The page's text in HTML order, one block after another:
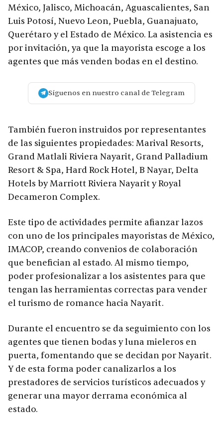
México, Jalisco, Michoacán, Aguascalientes, San
Luis Potosí, Nuevo Leon, Puebla, Guanajuato,
Querétaro y el Estado de México. La asistencia es
por invitación, ya que la mayorista escoge a los
agentes que más venden bodas en el destino.
Síguenos en nuestro canal de Telegram
También fueron instruidos por representantes
de las siguientes propiedades: Marival Resorts,
Grand Matlali Riviera Nayarit, Grand Palladium
Resort & Spa, Hard Rock Hotel, B Nayar, Delta
Hotels by Marriott Riviera Nayarit y Royal
Decameron Complex.
Este tipo de actividades permite afianzar lazos
con uno de los principales mayoristas de México,
IMACOP, creando convenios de colaboración
que benefician al estado. Al mismo tiempo,
poder profesionalizar a los asistentes para que
tengan las herramientas correctas para vender
el turismo de romance hacia Nayarit.
Durante el encuentro se da seguimiento con los
agentes que tienen bodas y luna mieleros en
puerta, fomentando que se decidan por Nayarit.
Y de esta forma poder canalizarlos a los
prestadores de servicios turísticos adecuados y
generar una mayor derrama económica al
estado.